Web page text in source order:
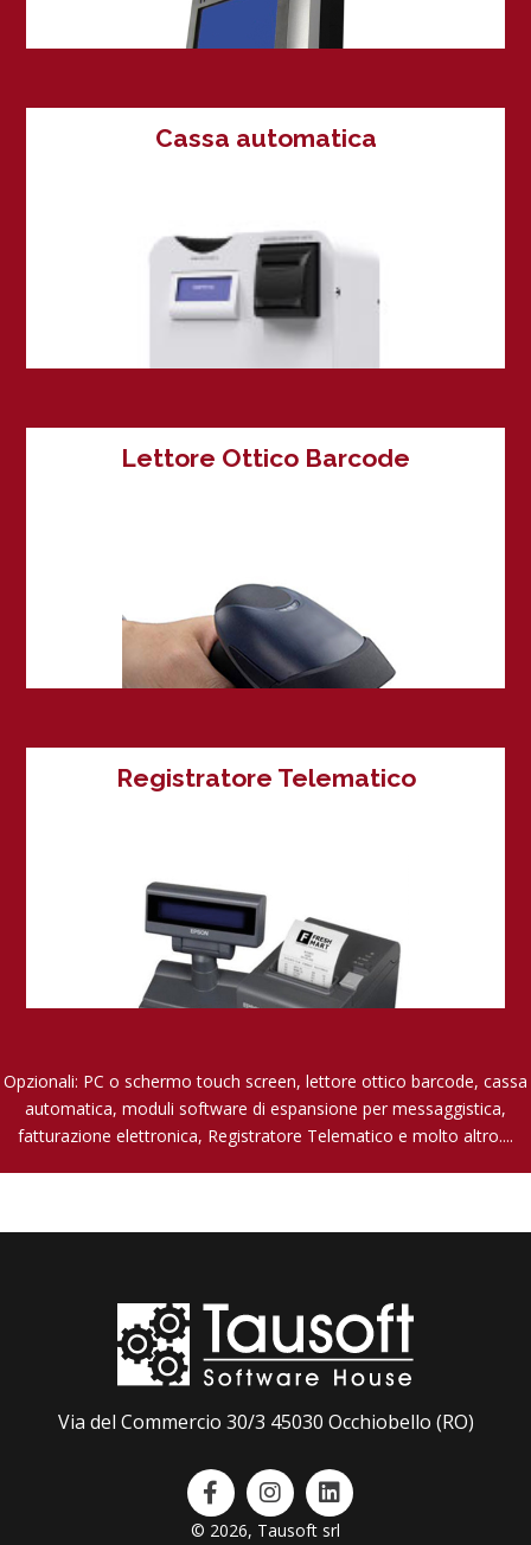
Cassa automatica
Lettore Ottico Barcode
Registratore Telematico
Opzionali: PC o schermo touch screen, lettore ottico barcode, cassa
automatica, moduli software di espansione per messaggistica,
fatturazione elettronica, Registratore Telematico e molto altro....
Via del Commercio 30/3 45030 Occhiobello (RO)
© 2026, Tausoft srl